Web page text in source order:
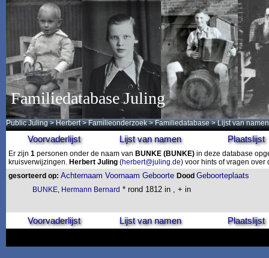
Familiedatabase Juling
Public Juling >Herbert >Familieonderzoek >Familiedatabase > Lijst van namen
Voorvaderlijst Lijst van namen Plaatslijst
Er zijn 1 personen onder de naam van BUNKE (BUNKE) in deze database
kruisverwijzingen. Herbert Juling (herbert@juling.de) voor hints of vragen
gesorteerd op: Achternaam Voornaam Geboorte Dood Geboorteplaats
BUNKE, Hermann Bernard * rond 1812 in , + in
Voorvaderlijst Lijst van namen Plaatslijst